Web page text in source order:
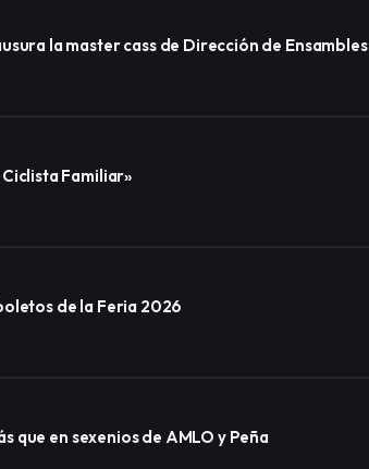
la master cass de Dirección de Ensambles
Familiar»
de la Feria 2026
que en sexenios de AMLO y Peña